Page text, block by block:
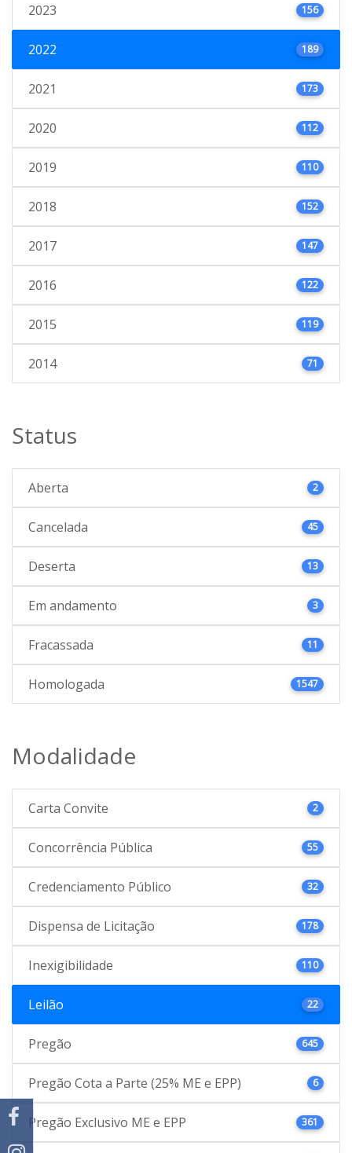
2023 156
2022 189
2021 173
2020 112
2019 110
2018 152
2017 147
2016 122
2015 119
2014 71
Status
Aberta 2
Cancelada 45
Deserta 13
Em andamento 3
Fracassada 11
Homologada 1547
Modalidade
Carta Convite 2
Concorrência Pública 55
Credenciamento Público 32
Dispensa de Licitação 178
Inexigibilidade 110
Leilão 22
Pregão 645
Pregão Cota a Parte (25% ME e EPP) 6
Pregão Exclusivo ME e EPP 361